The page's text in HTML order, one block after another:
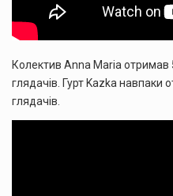
Колектив Anna Maria отримав
глядачів. Гурт Kazka навпаки
глядачів.